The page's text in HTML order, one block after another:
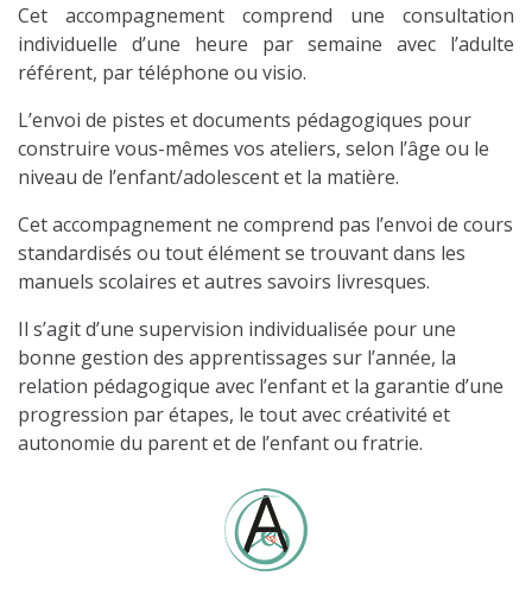
Cet accompagnement comprend une consultation
individuelle d’une heure par semaine avec l’adulte
référent, par téléphone ou visio.
L’envoi de pistes et documents pédagogiques pour
construire vous-mêmes vos ateliers, selon l’âge ou le
niveau de l’enfant/adolescent et la matière.
Cet accompagnement ne comprend pas l’envoi de cours
standardisés ou tout élément se trouvant dans les
manuels scolaires et autres savoirs livresques.
Il s’agit d’une supervision individualisée pour une
bonne gestion des apprentissages sur l’année, la
relation pédagogique avec l’enfant et la garantie d’une
progression par étapes, le tout avec créativité et
autonomie du parent et de l’enfant ou fratrie.